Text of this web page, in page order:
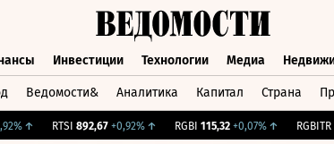
Инвестиции Технологии Медиа
Ведомости& Аналитика Капитал Страна
↑ RTSI 892,67 +0,92%↑ RGBI 115,32 +0,07%↑ RGBITR